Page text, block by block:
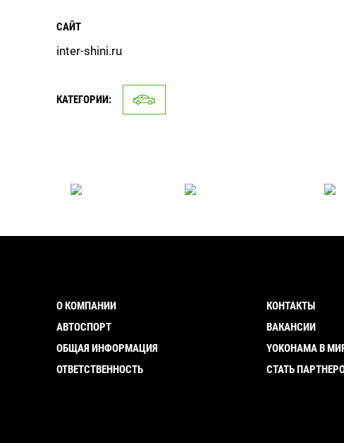
САЙТ
inter-shini.ru
КАТЕГОРИИ:
О КОМПАНИИ
АВТОСПОРТ
ОБЩАЯ ИНФОРМАЦИЯ
ОТВЕТСТВЕННОСТЬ
КОНТАКТЫ
ВАКАНСИИ
YOKOHAMA В
СТАТЬ